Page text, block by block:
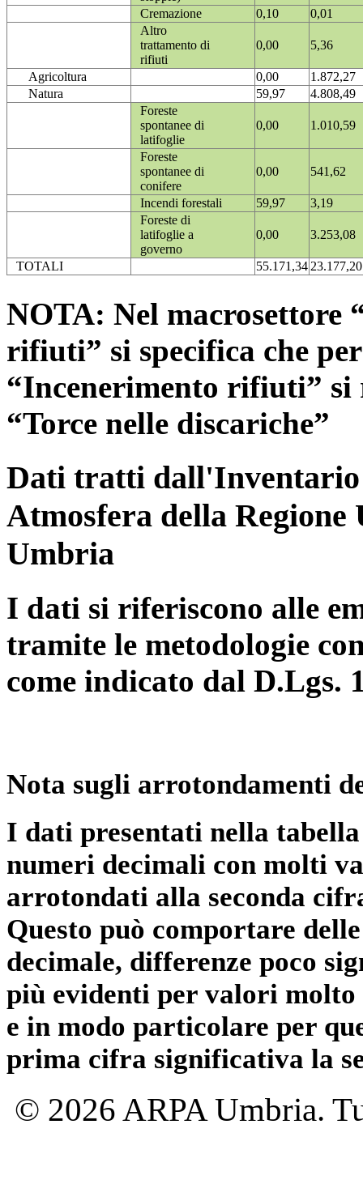
Cremazione
0,10
0,01
Altro
trattamento di
rifiuti
0,00 5,36
Agricoltura 0,00
1.872,27
Natura
59,97
4.808,49
Foreste
spontanee di
latifoglie
0,00 1.010,59
Foreste
spontanee di
conifere
0,00 541,62
Incendi forestali 59,97
3,19
Foreste di
latifoglie a
governo
0,00 3.253,08
TOTALI 55.171,3423.177,20
NOTA: Nel macrosettore
rifiuti” si specifica che
“Incenerimento rifiuti”
“Torce nelle discariche”
Dati tratti dall'Inventario
Atmosfera della
Umbria
I dati si riferiscono alle
tramite le metodologie
come indicato dal D.Lgs.
Nota sugli arrotondamenti
I dati presentati nella
numeri decimali con molti
arrotondati alla seconda
Questo può comportare
decimale, differenze poco
più evidenti per valori
e in modo particolare per
prima cifra significativa la
© 2026 ARPA Umbria.